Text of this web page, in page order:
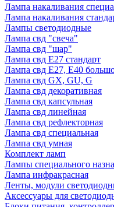
Лампа накаливания
Лампа накаливания
Лампы светодиодные
Лампа свд "свеча"
Лампа свд "шар"
Лампа свд E27 стандарт
Лампа свд E27, Е40
Лампа свд GX, GU, G
Лампа свд декоративная
Лампа свд капсульная
Лампа свд линейная
Лампа свд рефлекторная
Лампа свд специальная
Лампа свд умная
Комплект ламп
Лампы специального
Лампа инфракрасная
Ленты, модули
Аксессуары для